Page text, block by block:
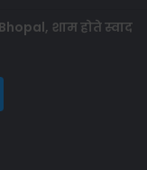
शाम होते स्वाद